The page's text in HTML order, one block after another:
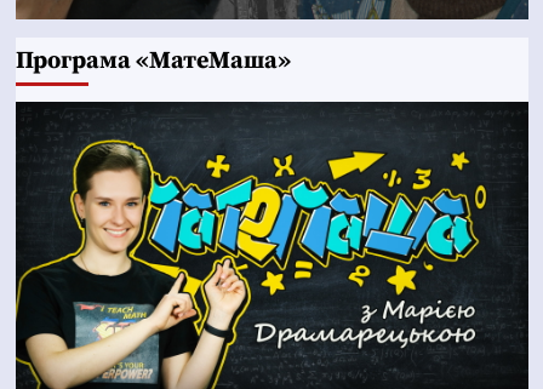
Програма «МатеМаша»